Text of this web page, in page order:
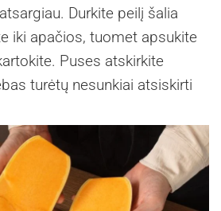
Durkite peilį šalia
iki apačios, tuomet apsukite
Puses atskirkite
turėtų nesunkiai atsiskirti